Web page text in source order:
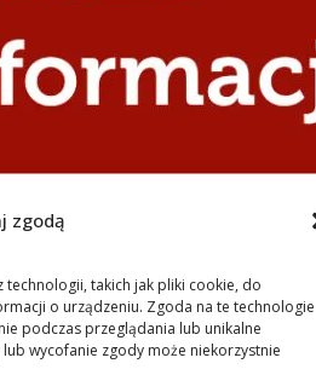
zgodą
technologii, takich jak pliki cookie, do
o urządzeniu. Zgoda na te technologie
podczas przeglądania lub unikalne
wycofanie zgody może niekorzystnie